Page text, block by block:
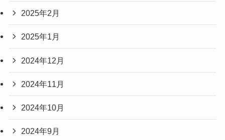
2025年2月
2025年1月
2024年12月
2024年11月
2024年10月
2024年9月